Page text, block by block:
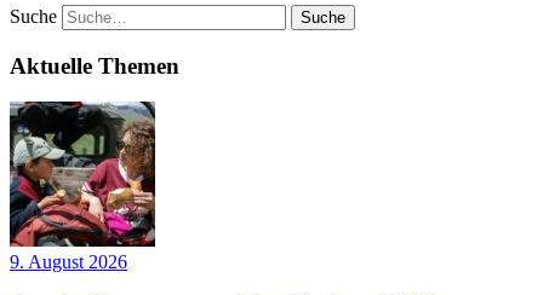
Suche
Aktuelle Themen
9. August 2026